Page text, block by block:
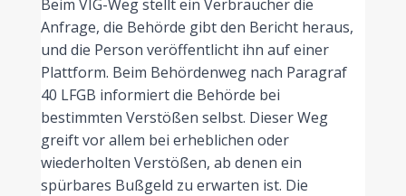
Beim VIG-Weg stellt ein Verbraucher die
Anfrage, die Behörde gibt den Bericht heraus,
und die Person veröffentlicht ihn auf einer
Plattform. Beim Behördenweg nach Paragraf
40 LFGB informiert die Behörde bei
bestimmten Verstößen selbst. Dieser Weg
greift vor allem bei erheblichen oder
wiederholten Verstößen, ab denen ein
spürbares Bußgeld zu erwarten ist. Die